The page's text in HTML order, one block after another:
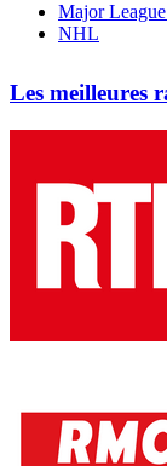
Major
NHL
Les meilleures